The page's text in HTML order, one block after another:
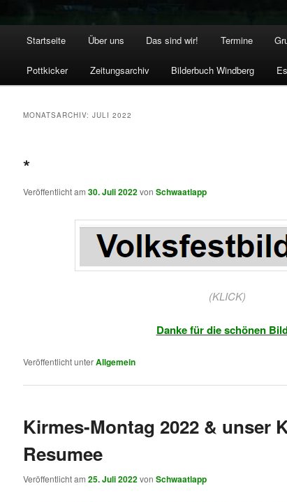
Startseite Über uns Das sind wir! Termine
Pottkicker Zeitungsarchiv Bilderbuch Windberg
MONATSARCHIV: JULI 2022
*
Veröffentlicht am 30. Juli 2022von Schwaatlapp
(KLICK)
Danke für die schönen
Veröffentlicht unterAllgemein
Kirmes-Montag 2022 & unser
Resumee
Veröffentlicht am 25. Juli 2022von Schwaatlapp